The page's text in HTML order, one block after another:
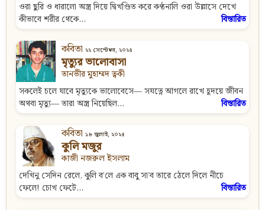
ওরা ছুরি ও ধারালো অস্ত্র দিয়ে দ্বিখণ্ডিত করে কণ্ঠনালি ওরা উল্লাসে দেখে
কীভাবে শরীর থেকে...
বিস্তারিত
কবিতা ২২ সেপ্টেম্বর, ২০২৫
মৃত্যুর ভালোবাসা
তানভীর মুহাম্মদ ত্বকী
সকলেই চলে যাবে মৃত্যুকে ভালোবেসে— সযত্নে আগলে রাখে হূদয়ে জীবন
অথবা মৃত্যু— তারা অস্ত্র নিয়েছিল...
বিস্তারিত
কবিতা ১৮ জুলাই, ২০২৫
কুলি মজুর
কাজী নজরুল ইসলাম
দেখিনু সেদিন রেলে, কুলি ব’লে এক বাবু সা’ব তারে ঠেলে দিলে নীচে
ফেলে! চোখ ফেটে...
বিস্তারিত